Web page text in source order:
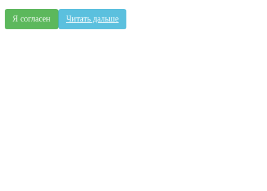
Я согласен Читать дальше